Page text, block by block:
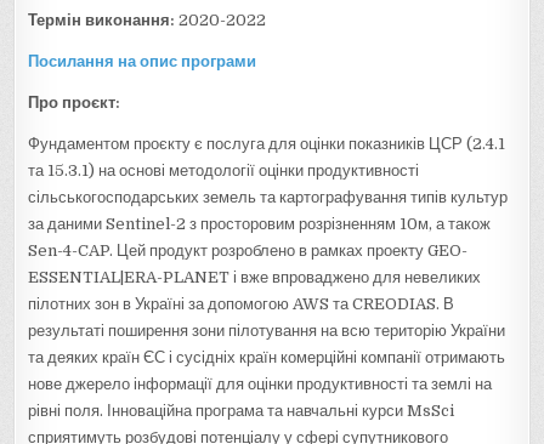
Термін виконання: 2020-2022
Посилання на опис програми
Про проєкт:
Фундаментом проєкту є послуга для оцінки показників ЦСР (2.4.1
та 15.3.1) на основі методології оцінки продуктивності
сільськогосподарських земель та картографування типів культур
за даними Sentinel-2 з просторовим розрізненням 10м, а також
Sen-4-CAP. Цей продукт розроблено в рамках проекту GEO-
ESSENTIAL|ERA-PLANET і вже впроваджено для невеликих
пілотних зон в Україні за допомогою AWS та CREODIAS. В
результаті поширення зони пілотування на всю територію України
та деяких країн ЄС і сусідніх країн комерційні компанії отримають
нове джерело інформації для оцінки продуктивності та землі на
рівні поля. Інноваційна програма та навчальні курси MsSci
сприятимуть розбудові потенціалу у сфері супутникового